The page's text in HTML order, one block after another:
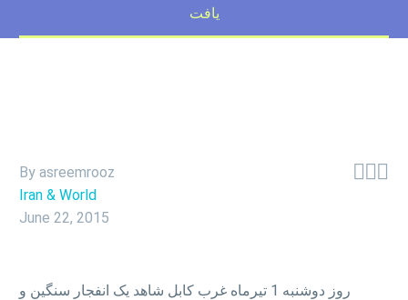
یافت

By asreemrooz
Iran & World
June 22, 2015
روز دوشنبه 1 تیرماه غرب کابل شاهد یک انفجار سنگین و